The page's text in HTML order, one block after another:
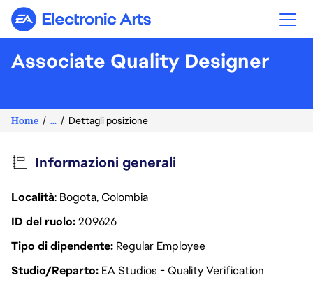
Electronic Arts
Associate Quality Designer
Home ... Dettagli posizione
Informazioni generali
Località: Bogota, Colombia
ID del ruolo209626
Tipo di dipendente Regular Employee
Studio/Reparto EA Studios - Quality Verification